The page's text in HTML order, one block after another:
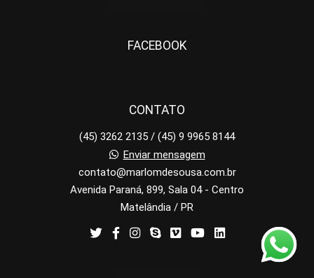
FACEBOOK
CONTATO
(45) 3262 2135 / (45) 9 9965 8144
Enviar mensagem
contato@marlomdesousa.com.br
Avenida Paraná, 899, Sala 04 - Centro
Matelândia / PR